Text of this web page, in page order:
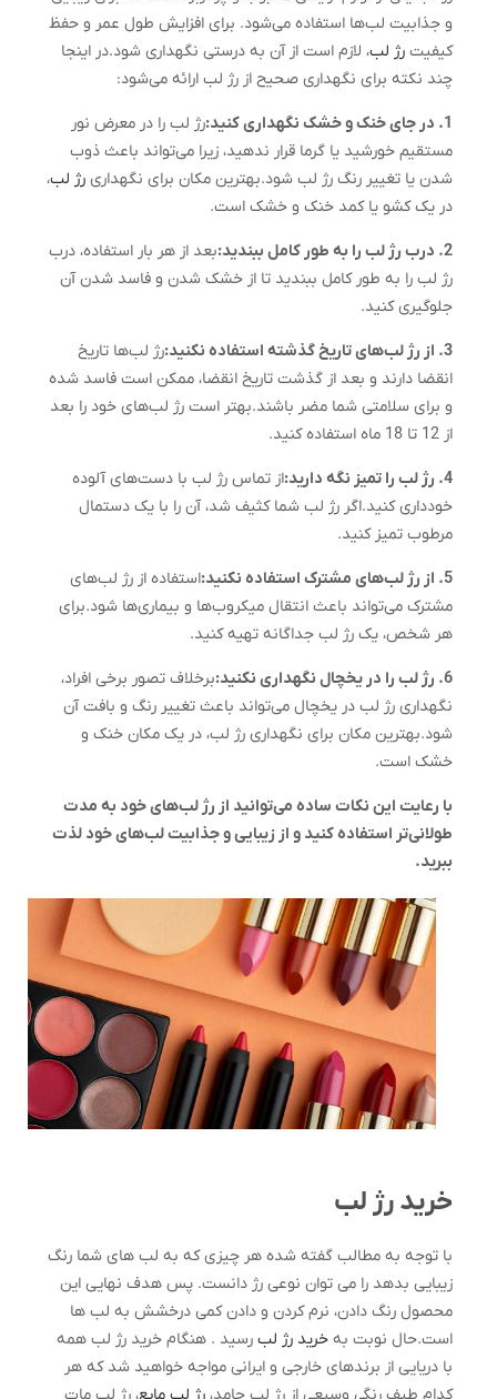
و جذابیت لب‌ها استفاده می‌شود. برای افزایش طول عمر و حفظ
کیفیت رژ لب، لازم است از آن به درستی نگهداری شود.در اینجا
چند نکته برای نگهداری صحیح از رژ لب ارائه می‌شود:
1. در جای خنک و خشک نگهداری کنید:
رژ لب را در معرض نور
مستقیم خورشید یا گرما قرار ندهید، زیرا می‌تواند باعث ذوب
شدن یا تغییر رنگ رژ لب شود.بهترین مکان برای نگهداری رژ لب،
در یک کشو یا کمد خنک و خشک است.
2. درب رژ لب را به طور کامل ببندید:
بعد از هر بار استفاده، درب
رژ لب را به طور کامل ببندید تا از خشک شدن و فاسد شدن آن
جلوگیری کنید.
3. از رژ لب‌های تاریخ گذشته استفاده نکنید:
رژ لب‌ها تاریخ
انقضا دارند و بعد از گذشت تاریخ انقضا، ممکن است فاسد شده
و برای سلامتی شما مضر باشند.بهتر است رژ لب‌های خود را بعد
از 12 تا 18 ماه استفاده کنید.
4. رژ لب را تمیز نگه دارید:
از تماس رژ لب با دست‌های آلوده
خودداری کنید.اگر رژ لب شما کثیف شد، آن را با یک دستمال
مرطوب تمیز کنید.
5. از رژ لب‌های مشترک استفاده نکنید:
استفاده از رژ لب‌های
مشترک می‌تواند باعث انتقال میکروب‌ها و بیماری‌ها شود.برای
هر شخص، یک رژ لب جداگانه تهیه کنید.
6. رژ لب را در یخچال نگهداری نکنید:
برخلاف تصور برخی افراد،
نگهداری رژ لب در یخچال می‌تواند باعث تغییر رنگ و بافت آن
شود.بهترین مکان برای نگهداری رژ لب، در یک مکان خنک و
خشک است.
با رعایت این نکات ساده می‌توانید از رژ لب‌های خود به مدت
طولانی‌تر استفاده کنید و از زیبایی و جذابیت لب‌های خود لذت
ببرید.
خرید رژ لب
با توجه به مطالب گفته شده هر چیزی که به لب های شما رنگ
زیبایی بدهد را می توان نوعی رژ دانست. پس هدف نهایی این
محصول رنگ دادن، نرم کردن و دادن کمی درخشش به لب ها
است.حال نوبت به خرید رژ لب رسید . هنگام خرید رژ لب همه
با دریایی از برندهای خارجی و ایرانی مواجه خواهید شد که هر